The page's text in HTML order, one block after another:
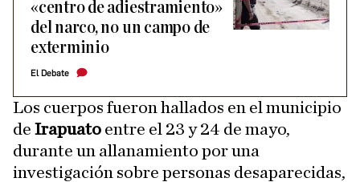
«centro de adiestramiento»
del narco, no un campo de
exterminio
El Debate
Los cuerpos fueron hallados en el municipio
de Irapuato entre el 23 y 24 de mayo,
durante un allanamiento por una
investigación sobre personas desaparecidas,